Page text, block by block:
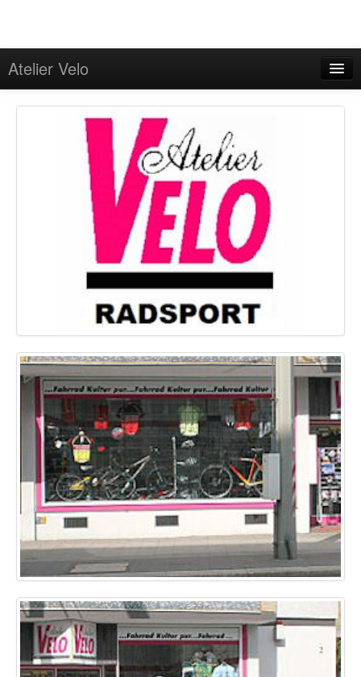
Atelier Velo
Impressum/Onlineschlichtung
Datenschutzerklärung